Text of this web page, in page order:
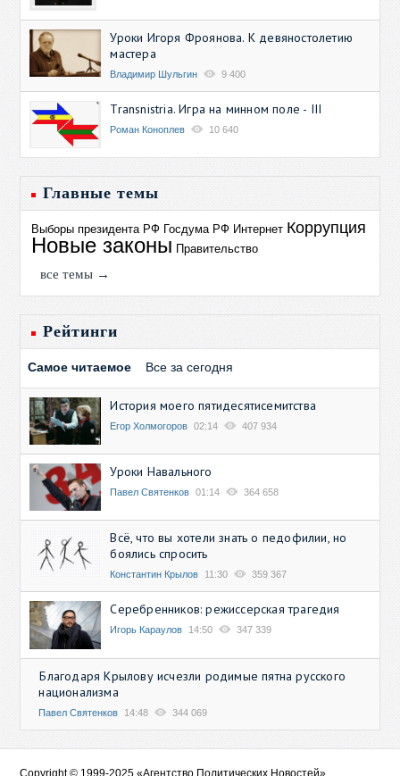
Уроки Игоря Фроянова. К девяностолетию
мастера
Владимир Шульгин 9 400
Transnistria. Игра на минном поле - III
Роман Коноплев 10 640
Главные темы
Выборы президента РФ Госдума РФ Интернет Коррупция
Новые законы Правительство
все темы →
Рейтинги
Самое читаемое Все за сегодня
История моего пятидесятисемитства
Егор Холмогоров 02:14 407 934
Уроки Навального
Павел Святенков 01:14 364 658
Всё, что вы хотели знать о педофилии, но
боялись спросить
Константин Крылов 11:30 359 367
Серебренников: режиссерская трагедия
Игорь Караулов 14:50 347 339
Благодаря Крылову исчезли родимые пятна русского
национализма
Павел Святенков 14:48 344 069
Copyright © 1999-2025 «Агентство Политических Новостей»